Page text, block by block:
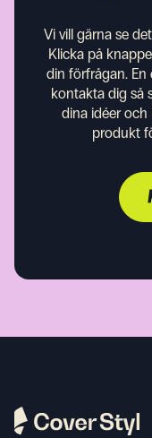
Vi vill gärna se
Klicka på
din förfrågan.
kontakta dig så
dina idéer
produkt